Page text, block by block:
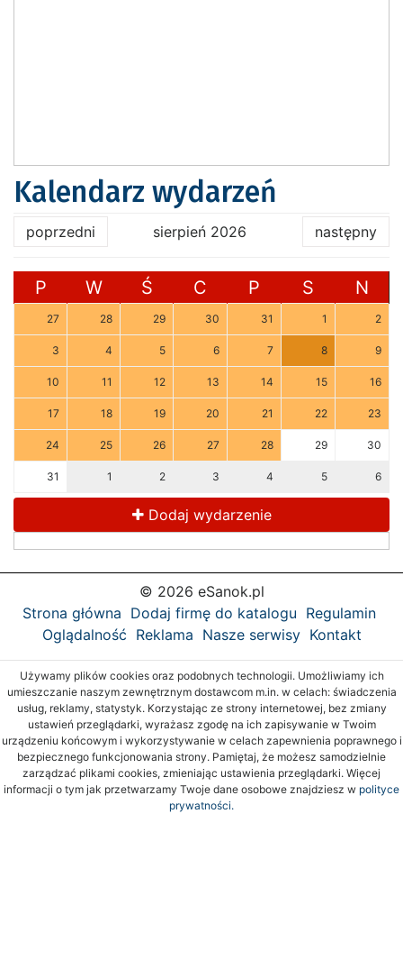
Kalendarz wydarzeń
poprzedni sierpień 2026 następny
P W Ś C P S N
27 28 29 30 31 1 2
3 4 5 6 7 8 9
10 11 12 13 14 15 16
17 18 19 20 21 22 23
24 25 26 27 28 29 30
31 1 2 3 4 5 6
Dodaj wydarzenie
© 2026 eSanok.pl
Strona główna Dodaj firmę do katalogu Regulamin
Oglądalność Reklama Nasze serwisy Kontakt
Używamy plików cookies oraz podobnych technologii. Umożliwiamy ich
umieszczanie naszym zewnętrznym dostawcom m.in. w celach: świadczenia
usług, reklamy, statystyk. Korzystając ze strony internetowej, bez zmiany
ustawień przeglądarki, wyrażasz zgodę na ich zapisywanie w Twoim
urządzeniu końcowym i wykorzystywanie w celach zapewnienia poprawnego i
bezpiecznego funkcjonowania strony. Pamiętaj, że możesz samodzielnie
zarządzać plikami cookies, zmieniając ustawienia przeglądarki. Więcej
informacji o tym jak przetwarzamy Twoje dane osobowe znajdziesz w polityce
prywatności.